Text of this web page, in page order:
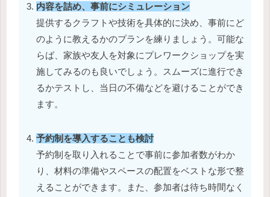
内容を詰め、事前にシミュレーション
提供するクラフトや技術を具体的に決め、事前にど
のように教えるかのプランを練りましょう。可能な
らば、家族や友人を対象にプレワークショップを実
施してみるのも良いでしょう。スムーズに進行でき
るかテストし、当日の不備などを避けることができ
ます。
予約制を導入することも検討
予約制を取り入れることで事前に参加者数がわか
り、材料の準備やスペースの配置をベストな形で整
えることができます。また、参加者は待ち時間なく